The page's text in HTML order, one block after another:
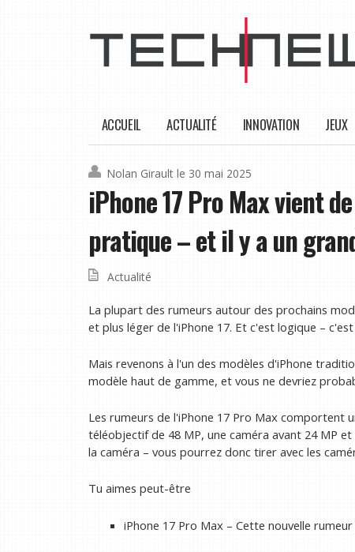
ACCUEIL ACTUALITÉ INNOVATION JEUX
Nolan Girault le 30 mai 2025
iPhone 17 Pro Max vient
pratique – et il y a un
Actualité
La plupart des rumeurs autour des prochains
et plus léger de l'iPhone 17. Et c'est logique –
Mais revenons à l'un des modèles d'iPhone
modèle haut de gamme, et vous ne devriez
Les rumeurs de l'iPhone 17 Pro Max comportent
téléobjectif de 48 MP, une caméra avant 24 MP
la caméra – vous pourrez donc tirer avec les
Tu aimes peut-être
iPhone 17 Pro Max – Cette nouvelle